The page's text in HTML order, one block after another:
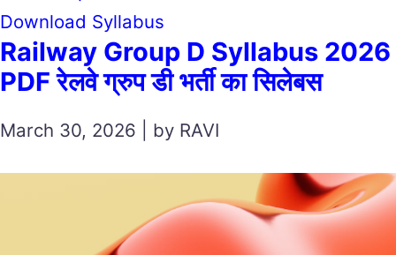
Download Syllabus
Railway Group D Syllabus 2026
PDF रेलवे ग्रुप डी भर्ती का सिलेबस
March 30, 2026 | by RAVI